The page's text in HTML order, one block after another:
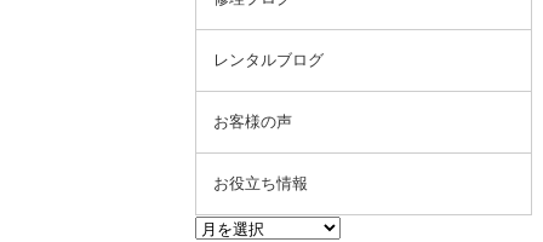
レンタルブログ
お客様の声
お役立ち情報